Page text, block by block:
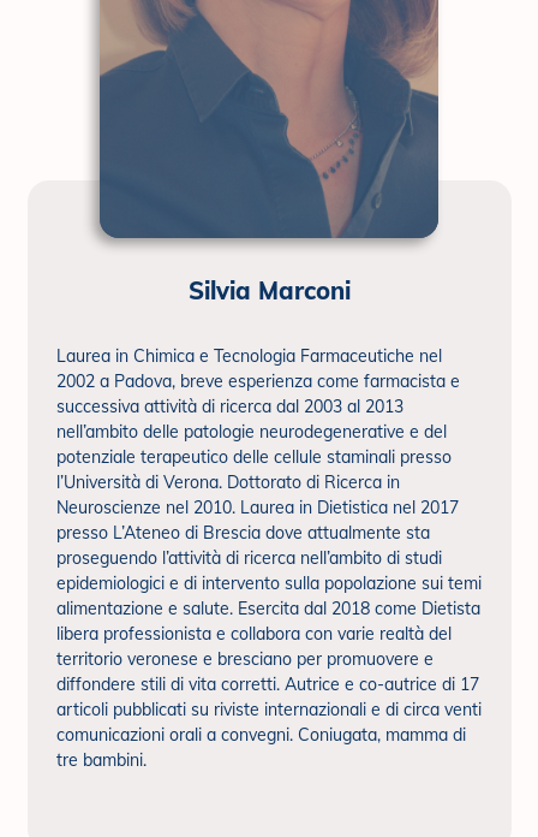
Silvia Marconi
Laurea in Chimica e Tecnologia Farmaceutiche nel
2002 a Padova, breve esperienza come farmacista e
successiva attività di ricerca dal 2003 al 2013
nell’ambito delle patologie neurodegenerative e del
potenziale terapeutico delle cellule staminali presso
l’Università di Verona. Dottorato di Ricerca in
Neuroscienze nel 2010. Laurea in Dietistica nel 2017
presso L’Ateneo di Brescia dove attualmente sta
proseguendo l’attività di ricerca nell’ambito di studi
epidemiologici e di intervento sulla popolazione sui temi
alimentazione e salute. Esercita dal 2018 come Dietista
libera professionista e collabora con varie realtà del
territorio veronese e bresciano per promuovere e
diffondere stili di vita corretti. Autrice e co-autrice di 17
articoli pubblicati su riviste internazionali e di circa venti
comunicazioni orali a convegni. Coniugata, mamma di
tre bambini.